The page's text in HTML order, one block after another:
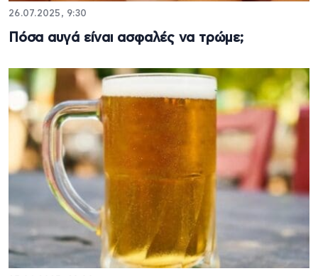
26.07.2025, 9:30
Πόσα αυγά είναι ασφαλές να τρώμε;